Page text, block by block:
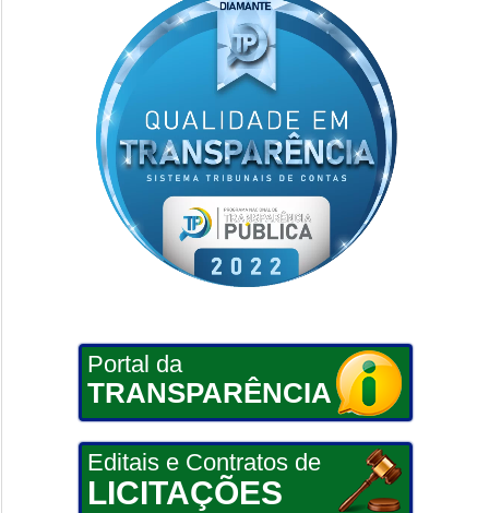
Portal da
TRANSPARÊNCIA
Editais e Contratos de
LICITAÇÕES